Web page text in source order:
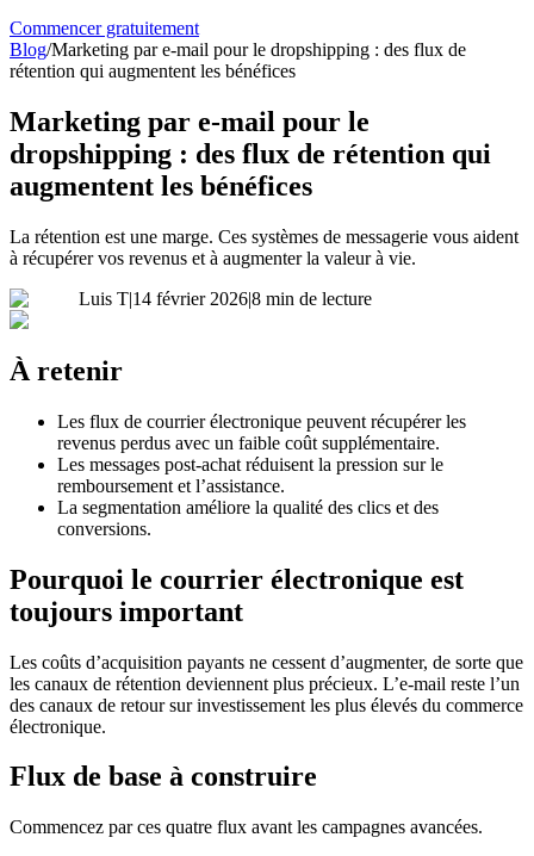
Commencer gratuitement
Blog/Marketing par e-mail pour le dropshipping : des flux de
rétention qui augmentent les bénéfices
Marketing par e-mail pour le
dropshipping : des flux de rétention qui
augmentent les bénéfices
La rétention est une marge. Ces systèmes de messagerie vous aident
à récupérer vos revenus et à augmenter la valeur à vie.
Luis T|14 février 2026|8 min de lecture
À retenir
Les flux de courrier électronique peuvent récupérer les
revenus perdus avec un faible coût supplémentaire.
Les messages post-achat réduisent la pression sur le
remboursement et l’assistance.
La segmentation améliore la qualité des clics et des
conversions.
Pourquoi le courrier électronique est
toujours important
Les coûts d’acquisition payants ne cessent d’augmenter, de sorte que
les canaux de rétention deviennent plus précieux. L’e-mail reste l’un
des canaux de retour sur investissement les plus élevés du commerce
électronique.
Flux de base à construire
Commencez par ces quatre flux avant les campagnes avancées.